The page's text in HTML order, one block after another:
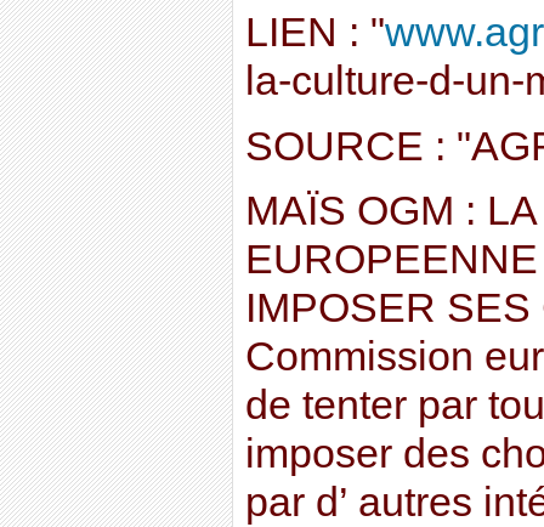
LIEN : "
la-culture-d-
SOURCE :
MAÏS OGM :
IMPOSER
Commission
de tenter par
imposer des
par d’ autres